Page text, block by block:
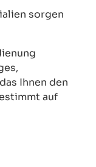
sorgen
Ihnen den
auf